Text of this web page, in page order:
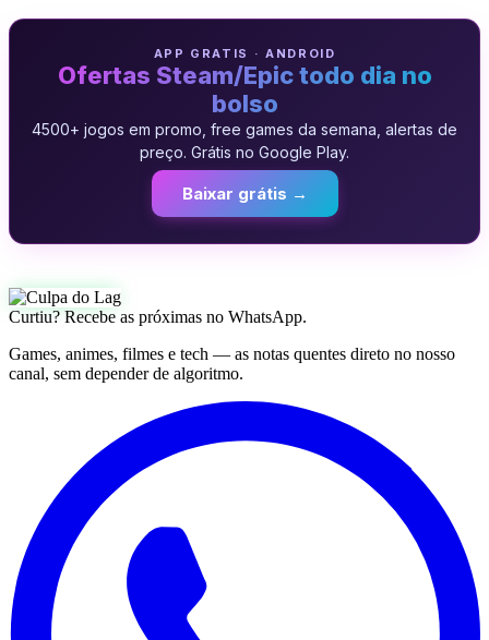
APP GRATIS · ANDROID
Ofertas Steam/Epic todo dia no
bolso
4500+ jogos em promo, free games da semana, alertas de
preço. Grátis no Google Play.
Baixar grátis →
Curtiu? Recebe as próximas no WhatsApp.
Games, animes, filmes e tech — as notas quentes direto no nosso
canal, sem depender de algoritmo.